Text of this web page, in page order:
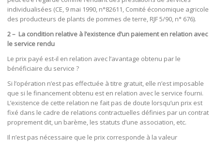
individualisées (CE, 9 mai 1990, n°82611, Comité économique agricole
des producteurs de plants de pommes de terre, RJF 5/90, n° 676).
2 – La condition relative à l’existence d’un paiement en relation avec
le service rendu
Le prix payé est-il en relation avec l’avantage obtenu par le
bénéficiaire du service ?
Si l’opération n’est pas effectuée à titre gratuit, elle n’est imposable
que si le financement obtenu est en relation avec le service fourni.
L’existence de cette relation ne fait pas de doute lorsqu’un prix est
fixé dans le cadre de relations contractuelles définies par un contrat
proprement dit, un barème, les statuts d’une association, etc.
Il n’est pas nécessaire que le prix corresponde à la valeur